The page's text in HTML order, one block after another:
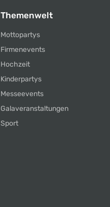
Themenwelt
Mottopartys
Firmenevents
Hochzeit
Kinderpartys
Messeevents
Galaveranstaltungen
Sport